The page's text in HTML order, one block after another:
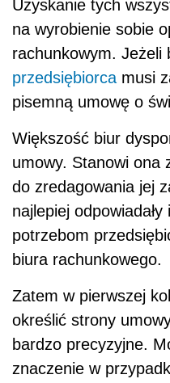
Uzyskanie tych
na wyrobienie sobie
rachunkowym. Jeżeli
przedsiębiorca musi
pisemną umowę o
Większość biur
umowy. Stanowi ona
do zredagowania jej
najlepiej
potrzebom
biura rachunkowego.
Zatem w pierwszej
określić strony
bardzo precyzyjne.
znaczenie w